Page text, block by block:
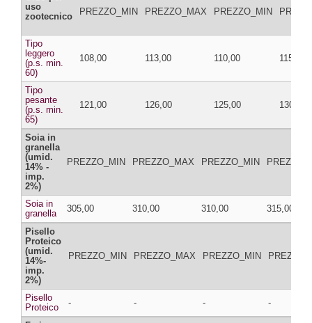
uso
zootecnico
PREZZO_MIN PREZZO_MAX PREZZO_MIN
Tipo
leggero
(p.s. min.
60)
108,00 113,00 110,00 115,00
Tipo
pesante
(p.s. min.
65)
121,00 126,00 125,00 130,00
Soia in
granella
(umid.
14% -
imp.
2%)
PREZZO_MIN PREZZO_MAX PREZZO_MIN
Soia in
granella
305,00 310,00 310,00 315,00
Pisello
Proteico
(umid.
14%-
imp.
2%)
PREZZO_MIN PREZZO_MAX PREZZO_MIN
Pisello
Proteico
- - - -